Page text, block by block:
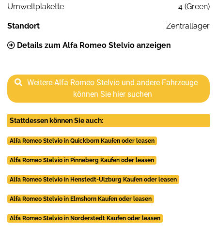
Umweltplakette
4 (Green)
Standort Zentrallager
Details zum Alfa Romeo Stelvio anzeigen
Weitere Alfa Romeo Stelvio und andere Fahrzeuge
können Sie hier suchen
Stattdessen können Sie auch:
Alfa Romeo Stelvio in Quickborn Kaufen oder leasen
Alfa Romeo Stelvio in Pinneberg Kaufen oder leasen
Alfa Romeo Stelvio in Henstedt-Ulzburg Kaufen oder leasen
Alfa Romeo Stelvio in Elmshorn Kaufen oder leasen
Alfa Romeo Stelvio in Norderstedt Kaufen oder leasen